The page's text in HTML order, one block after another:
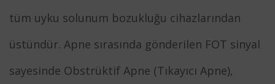
tüm uyku solunum bozukluğu cihazlarından
üstündür. Apne sırasında gönderilen FOT sinyal
sayesinde Obstrüktif Apne (Tıkayıcı Apne),